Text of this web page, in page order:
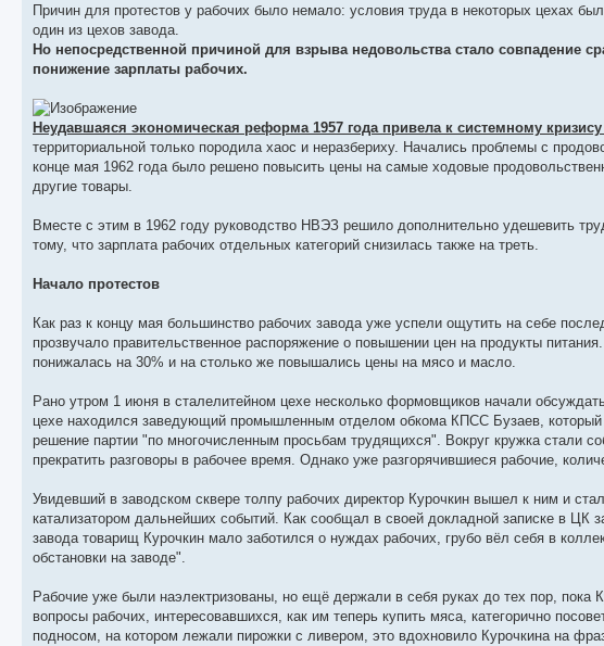
Причин для протестов у рабочих было немало: условия труда в некоторых цехах
один из цехов завода.
Но непосредственной причиной для взрыва недовольства стало совпадение
понижение зарплаты рабочих.
Неудавшаяся экономическая реформа 1957 года привела к системному
территориальной только породила хаос и неразбериху. Начались проблемы с
конце мая 1962 года было решено повысить цены на самые ходовые
другие товары.
Вместе с этим в 1962 году руководство НВЭЗ решило дополнительно удешевить
тому, что зарплата рабочих отдельных категорий снизилась также на треть.
Начало протестов
Как раз к концу мая большинство рабочих завода уже успели ощутить на себе
прозвучало правительственное распоряжение о повышении цен на продукты
понижалась на 30% и на столько же повышались цены на мясо и масло.
Рано утром 1 июня в сталелитейном цехе несколько формовщиков начали
цехе находился заведующий промышленным отделом обкома КПСС Бузаев,
решение партии "по многочисленным просьбам трудящихся". Вокруг кружка стали
прекратить разговоры в рабочее время. Однако уже разгорячившиеся рабочие,
Увидевший в заводском сквере толпу рабочих директор Курочкин вышел к ним и
катализатором дальнейших событий. Как сообщал в своей докладной записке в ЦК
завода товарищ Курочкин мало заботился о нуждах рабочих, грубо вёл себя в
обстановки на заводе".
Рабочие уже были наэлектризованы, но ещё держали в себя руках до тех пор, пока
вопросы рабочих, интересовавшихся, как им теперь купить мяса, категорично
подносом, на котором лежали пирожки с ливером, это вдохновило Курочкина на